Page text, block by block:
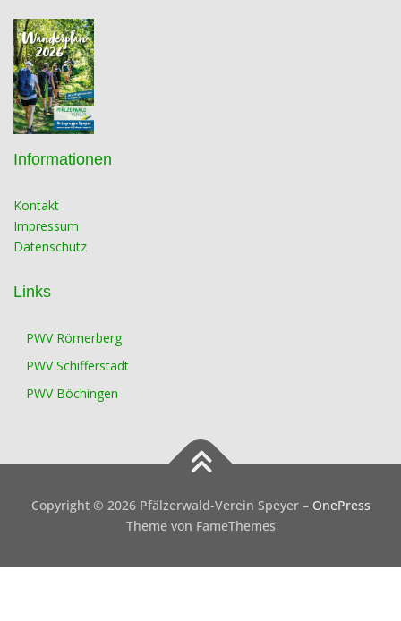
Informationen
Kontakt
Impressum
Datenschutz
Links
PWV Römerberg
PWV Schifferstadt
PWV Böchingen
Copyright © 2026 Pfälzerwald-Verein Speyer – OnePress
Theme von FameThemes